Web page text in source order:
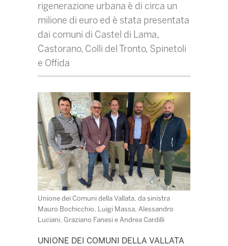
rigenerazione urbana è di circa un
milione di euro ed è stata presentata
dai comuni di Castel di Lama,
Castorano, Colli del Tronto, Spinetoli
e Offida
Unione dei Comuni della Vallata, da sinistra
Mauro Bochicchio, Luigi Massa, Alessandro
Luciani, Graziano Fanesi e Andrea Cardilli
UNIONE DEI COMUNI DELLA VALLATA